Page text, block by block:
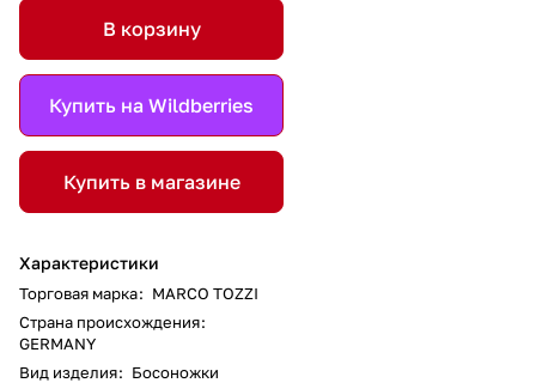
В корзину
Купить на Wildberries
Купить в магазине
Характеристики
Торговая марка: MARCO TOZZI
Страна происхождения:
GERMANY
Вид изделия: Босоножки